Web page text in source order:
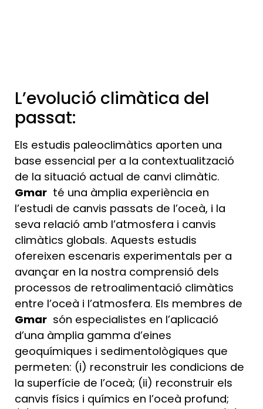
L’evolució climàtica del
passat:
Els estudis paleoclimàtics aporten una
base essencial per a la contextualització
de la situació actual de canvi climàtic.
Gmar té una àmplia experiència en
l’estudi de canvis passats de l’oceà, i la
seva relació amb l’atmosfera i canvis
climàtics globals. Aquests estudis
ofereixen escenaris experimentals per a
avançar en la nostra comprensió dels
processos de retroalimentació climàtics
entre l’oceà i l’atmosfera. Els membres de
Gmar són especialistes en l’aplicació
d’una àmplia gamma d’eines
geoquímiques i sedimentològiques que
permeten: (i) reconstruir les condicions de
la superfície de l’oceà; (ii) reconstruir els
canvis físics i químics en l’oceà profund;